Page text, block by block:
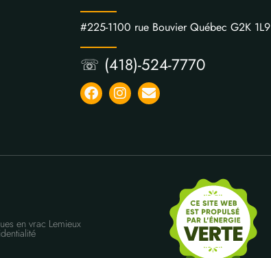
#225-1100 rue Bouvier Québec G2K 1L9
☏ (418)-524-7770
en vrac Lemieux